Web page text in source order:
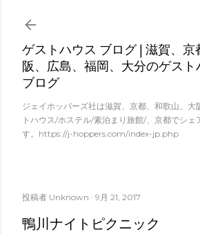
スキップしてメイン コン
ゲストハウス ブログ | 滋賀、京
阪、広島、福岡、大分のゲスト
ブログ
ジェイホッパーズ社は滋賀、京都、和歌山、大
トハウス/ホステル/素泊まり旅館/、京都でシェ
す。https://j-hoppers.com/index-jp.php
投稿者 Unknown 9月 21, 2017
鴨川ナイトピクニック